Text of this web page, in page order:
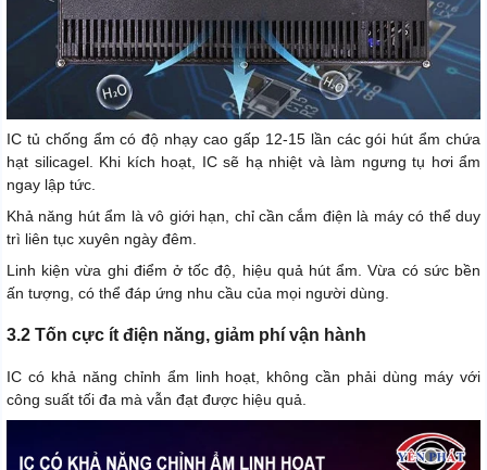
IC tủ chống ẩm có độ nhạy cao gấp 12-15 lần các gói hút ẩm chứa
hạt silicagel. Khi kích hoạt, IC sẽ hạ nhiệt và làm ngưng tụ hơi ẩm
ngay lập tức.
Khả năng hút ẩm là vô giới hạn, chỉ cần cắm điện là máy có thể duy
trì liên tục xuyên ngày đêm.
Linh kiện vừa ghi điểm ở tốc độ, hiệu quả hút ẩm. Vừa có sức bền
ấn tượng, có thể đáp ứng nhu cầu của mọi người dùng.
3.2 Tốn cực ít điện năng, giảm phí vận hành
IC có khả năng chỉnh ẩm linh hoạt, không cần phải dùng máy với
công suất tối đa mà vẫn đạt được hiệu quả.